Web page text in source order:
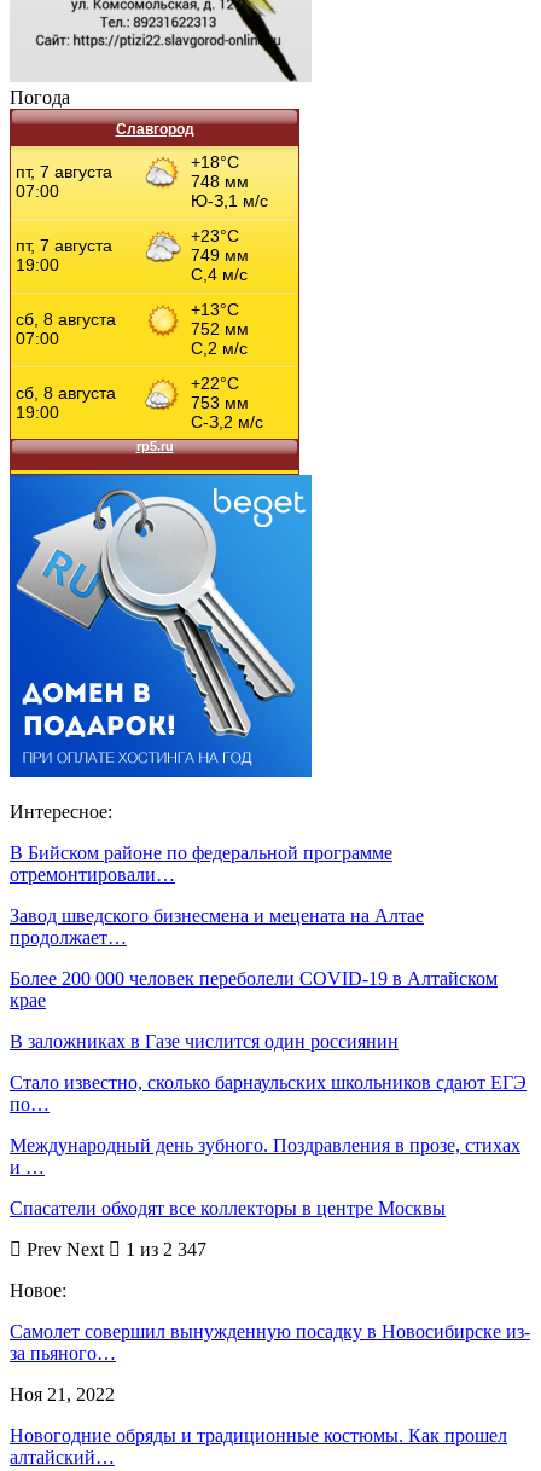
Погода
Славгород
Интересное:
В Бийском районе по федеральной программе
отремонтировали…
Завод шведского бизнесмена и мецената на Алтае
продолжает…
Более 200 000 человек переболели COVID-19 в Алтайском
крае
В заложниках в Газе числится один россиянин
Стало известно, сколько барнаульских школьников сдают ЕГЭ
по…
Международный день зубного. Поздравления в прозе, стихах
и …
Спасатели обходят все коллекторы в центре Москвы
Prev Next
1 из 2 347
Новое:
Самолет совершил вынужденную посадку в Новосибирске из-
за пьяного…
Ноя 21, 2022
Новогодние обряды и традиционные костюмы. Как прошел
алтайский…